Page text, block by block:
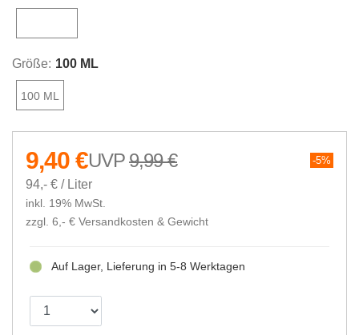
Größe: 100 ML
100 ML
9,99 € 5%
9,40 €
94,- € / Liter
inkl. 19% MwSt.
zzgl. 6,- € Versandkosten & Gewicht
Auf Lager, Lieferung in 5-8 Werktagen